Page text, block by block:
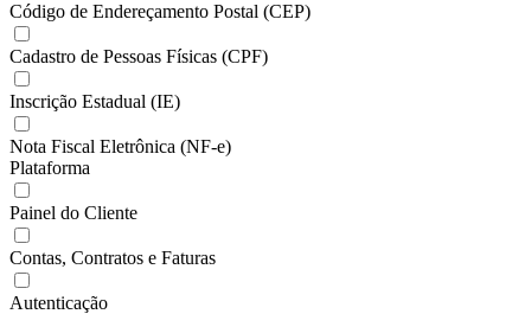
Código de Endereçamento Postal (CEP)
Cadastro de Pessoas Físicas (CPF)
Inscrição Estadual (IE)
Nota Fiscal Eletrônica (NF-e)
Plataforma
Painel do Cliente
Contas, Contratos e Faturas
Autenticação